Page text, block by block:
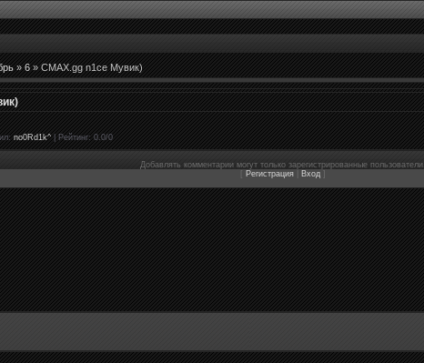
» 6» CMAX.gg n1ce Мувик)
:no0Rd1k^|Рейтинг:0.0/0
Добавлять комментарии могут только зарегистрированные пользователи.
Регистрация| Вход]